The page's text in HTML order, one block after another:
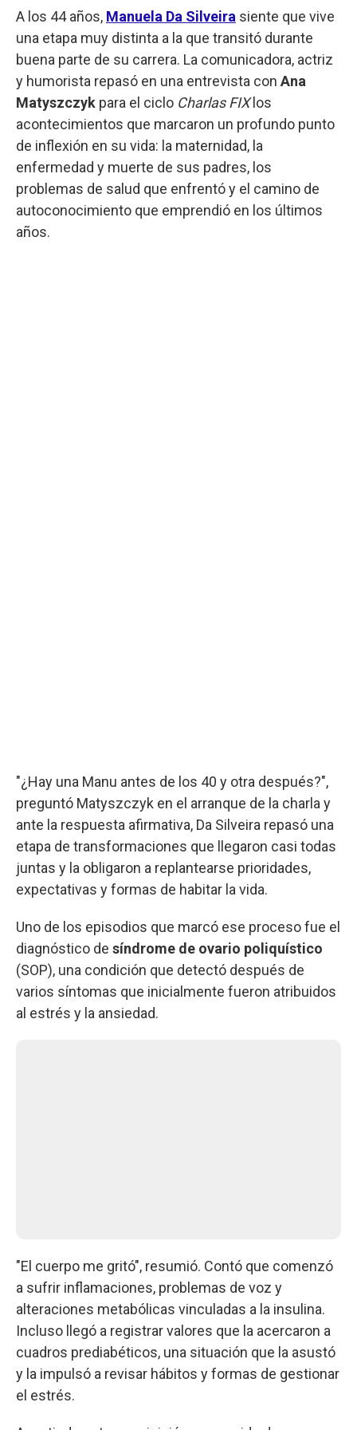
A los 44 años, Manuela Da Silveira siente que vive
una etapa muy distinta a la que transitó durante
buena parte de su carrera. La comunicadora, actriz
y humorista repasó en una entrevista con Ana
Matyszczyk para el ciclo Charlas FIXlos
acontecimientos que marcaron un profundo punto
de inflexión en su vida: la maternidad, la
enfermedad y muerte de sus padres, los
problemas de salud que enfrentó y el camino de
autoconocimiento que emprendió en los últimos
años.
"¿Hay una Manu antes de los 40 y otra después?",
preguntó Matyszczyk en el arranque de la charla y
ante la respuesta afirmativa, Da Silveira repasó una
etapa de transformaciones que llegaron casi todas
juntas y la obligaron a replantearse prioridades,
expectativas y formas de habitar la vida.
Uno de los episodios que marcó ese proceso fue el
diagnóstico de síndrome de ovario poliquístico
(SOP), una condición que detectó después de
varios síntomas que inicialmente fueron atribuidos
al estrés y la ansiedad.
"El cuerpo me gritó", resumió. Contó que comenzó
a sufrir inflamaciones, problemas de voz y
alteraciones metabólicas vinculadas a la insulina.
Incluso llegó a registrar valores que la acercaron a
cuadros prediabéticos, una situación que la asustó
y la impulsó a revisar hábitos y formas de gestionar
el estrés.